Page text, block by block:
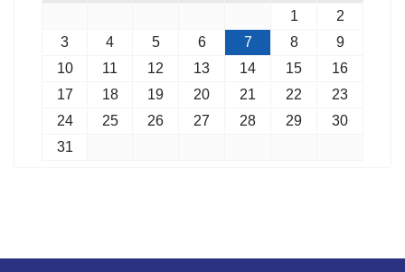
1
2
3
4 5 6 7 8
9
10
11 12 13 14 15
16
17
18 19 20 21 22
23
24
25 26 27 28 29
30
31